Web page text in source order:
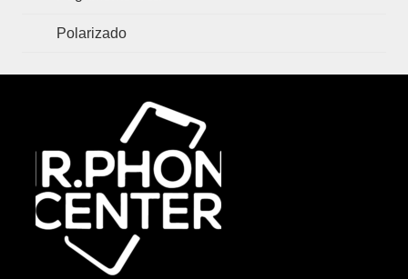
Polarizado